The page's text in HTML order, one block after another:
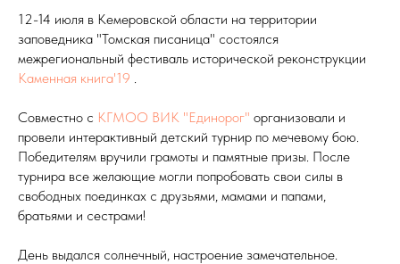
12-14 июля в Кемеровской области на территории
заповедника "Томская писаница" состоялся
межрегиональный фестиваль исторической реконструкции
Каменная книга'19 .
Совместно с КГМОО ВИК "Единорог" организовали и
провели интерактивный детский турнир по мечевому бою.
Победителям вручили грамоты и памятные призы. После
турнира все желающие могли попробовать свои силы в
свободных поединках с друзьями, мамами и папами,
братьями и сестрами!
День выдался солнечный, настроение замечательное.